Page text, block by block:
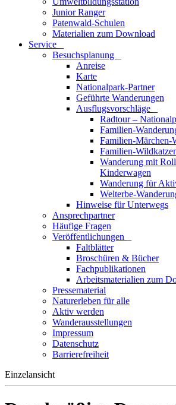
Junior Ranger
Patenwald-Schulen
Materialien zum Download
Service
Besuchsplanung
Anreise
Karte
Nationalpark-Partner
Geführte Wanderungen
Ausflugsvorschläge
Radtour –
Familien-
Familien-Märchen-
Familien-
Wanderung mit
Kinderwagen
Wanderung für
Welterbe-
Hinweise für Unterwegs
Ansprechpartner
Häufige Fragen
Veröffentlichungen
Faltblätter
Broschüren & Bücher
Fachpublikationen
Arbeitsmaterialien zum
Pressematerial
Naturerleben für alle
Aktiv werden
Wanderausstellungen
Impressum
Datenschutz
Barrierefreiheit
Einzelansicht